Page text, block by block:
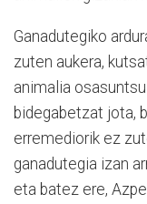
Ganadutegiko
zuten aukera,
animalia
bidegabetzat jota,
erremediorik ez
ganadutegia izan
eta batez ere,